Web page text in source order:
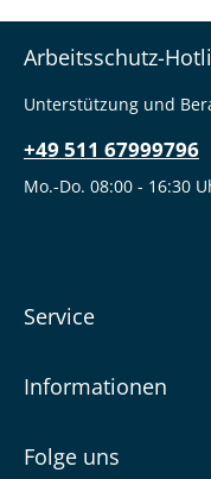
Arbeitsschutz-
Unterstützung und
+49 511 67999796
Mo.-Do. 08:00 - 16:30
Service
Informationen
Folge uns